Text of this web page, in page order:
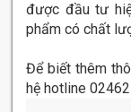
được đầu tư
phẩm có chất
Để biết thêm
hệ hotline